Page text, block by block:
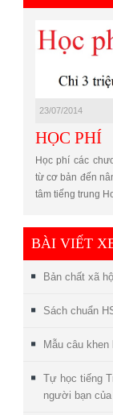
23/07/2014
HỌC PHÍ
Học phí các
từ cơ bản đến
tâm tiếng trung
BÀI VIẾT
Bản chất xã
Sách chuẩn
Mẫu câu khen
Tự học tiếng
người bạn của